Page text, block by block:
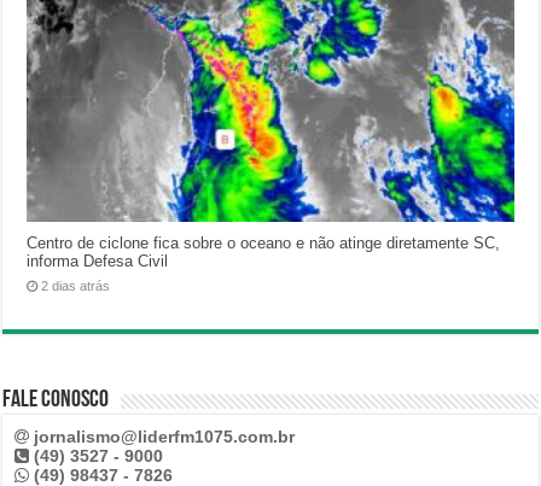
Centro de ciclone fica sobre o oceano e não atinge diretamente SC,
informa Defesa Civil
2 dias atrás
Fale Conosco
jornalismo@liderfm1075.com.br
(49) 3527 - 9000
(49) 98437 - 7826